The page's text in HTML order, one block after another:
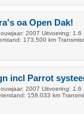
oa Open Dak!
2007 Uitvoering:
173.500 km
incl Parrot
2007 Uitvoering:
158.033 km